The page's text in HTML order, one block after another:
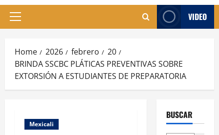
Primary
VIDEO
Home 2026 febrero
20
BRINDA SSCBC PLÁTICAS PREVENTIVAS SOBRE
EXTORSIÓN A ESTUDIANTES DE PREPARATORIA
Mexicali
BUSCAR